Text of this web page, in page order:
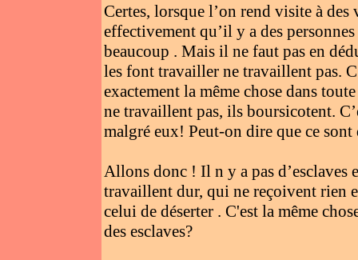
Certes, lorsque l’on rend visite à
effectivement qu’il y a des
beaucoup . Mais il ne faut pas en
les font travailler ne travaillent pas.
exactement la même chose dans
ne travaillent pas, ils boursicotent.
malgré eux! Peut-on dire que ce sont
Allons donc ! Il n y a pas
travaillent dur, qui ne reçoivent rien
celui de déserter . C'est la même
des esclaves?